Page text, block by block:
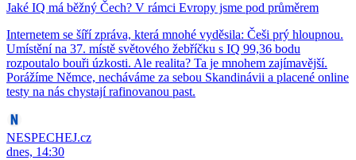
Jaké IQ má běžný Čech? V rámci Evropy jsme pod průměrem
Internetem se šíří zpráva, která mnohé vyděsila: Češi prý hloupnou.
Umístění na 37. místě světového žebříčku s IQ 99,36 bodu
rozpoutalo bouři úzkosti. Ale realita? Ta je mnohem zajímavější.
Porážíme Němce, necháváme za sebou Skandinávii a placené online
testy na nás chystají rafinovanou past.
NESPECHEJ.cz
dnes, 14:30